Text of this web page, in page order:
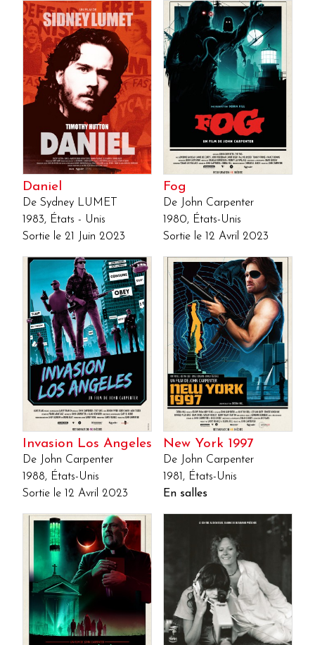
Daniel
De Sydney LUMET
1983, États - Unis
Sortie le 21 Juin 2023
Fog
De John Carpenter
1980, États-Unis
Sortie le 12 Avril 2023
Invasion Los Angeles
De John Carpenter
1988, États-Unis
Sortie le 12 Avril 2023
New York 1997
De John Carpenter
1981, États-Unis
En salles